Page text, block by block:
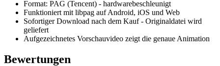
Format: PAG (Tencent) - hardwarebeschleunigt
Funktioniert mit libpag auf Android, iOS und Web
Sofortiger Download nach dem Kauf - Originaldatei wird
geliefert
Aufgezeichnetes Vorschauvideo zeigt die genaue Animation
Bewertungen